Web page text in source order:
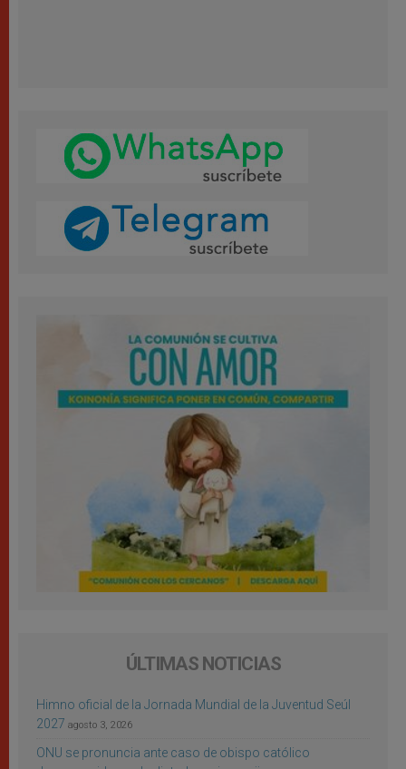
ÚLTIMAS NOTICIAS
Himno oficial de la Jornada Mundial de la Juventud Seúl
2027 agosto 3, 2026
ONU se pronuncia ante caso de obispo católico